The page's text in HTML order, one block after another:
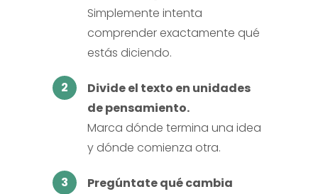
Simplemente intenta
comprender exactamente qué
estás diciendo.
2
Divide el texto en unidades
de pensamiento.
Marca dónde termina una idea
y dónde comienza otra.
3
Pregúntate qué cambia